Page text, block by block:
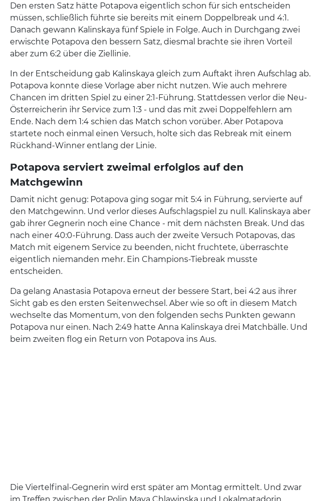
Den ersten Satz hätte Potapova eigentlich schon für sich entscheiden
müssen, schließlich führte sie bereits mit einem Doppelbreak und 4:1.
Danach gewann Kalinskaya fünf Spiele in Folge. Auch in Durchgang zwei
erwischte Potapova den bessern Satz, diesmal brachte sie ihren Vorteil
aber zum 6:2 über die Ziellinie.
In der Entscheidung gab Kalinskaya gleich zum Auftakt ihren Aufschlag ab.
Potapova konnte diese Vorlage aber nicht nutzen. Wie auch mehrere
Chancen im dritten Spiel zu einer 2:1-Führung. Stattdessen verlor die Neu-
Österreicherin ihr Service zum 1:3 - und das mit zwei Doppelfehlern am
Ende. Nach dem 1:4 schien das Match schon vorüber. Aber Potapova
startete noch einmal einen Versuch, holte sich das Rebreak mit einem
Rückhand-Winner entlang der Linie.
Potapova serviert zweimal erfolglos auf den
Matchgewinn
Damit nicht genug: Potapova ging sogar mit 5:4 in Führung, servierte auf
den Matchgewinn. Und verlor dieses Aufschlagspiel zu null. Kalinskaya aber
gab ihrer Gegnerin noch eine Chance - mit dem nächsten Break. Und das
nach einer 40:0-Führung. Dass auch der zweite Versuch Potapovas, das
Match mit eigenem Service zu beenden, nicht fruchtete, überraschte
eigentlich niemanden mehr. Ein Champions-Tiebreak musste
entscheiden.
Da gelang Anastasia Potapova erneut der bessere Start, bei 4:2 aus ihrer
Sicht gab es den ersten Seitenwechsel. Aber wie so oft in diesem Match
wechselte das Momentum, von den folgenden sechs Punkten gewann
Potapova nur einen. Nach 2:49 hatte Anna Kalinskaya drei Matchbälle. Und
beim zweiten flog ein Return von Potapova ins Aus.
Die Viertelfinal-Gegnerin wird erst später am Montag ermittelt. Und zwar